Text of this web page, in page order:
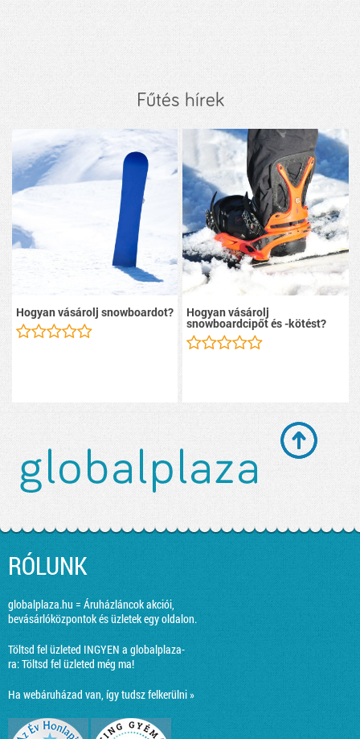
Fűtés hírek
Hogyan vásárolj snowboardot? Hogyan vásárolj
snowboardcipőt és -kötést?
RÓLUNK
globalplaza.hu = Áruházláncok akciói,
bevásárlóközpontok és üzletek egy oldalon.
Töltsd fel üzleted INGYEN a globalplaza-
ra:Töltsd fel üzleted még ma!
Ha webáruházad van, így tudsz felkerülni »